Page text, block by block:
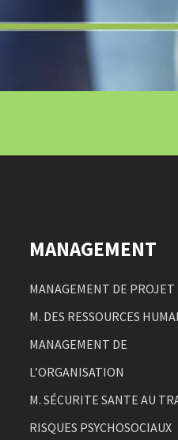
MANAGEMENT
MANAGEMENT DE PROJET
M. DES RESSOURCES
MANAGEMENT DE
L’ORGANISATION
M. SÉCURITE SANTE AU
RISQUES PSYCHOSOCIAUX